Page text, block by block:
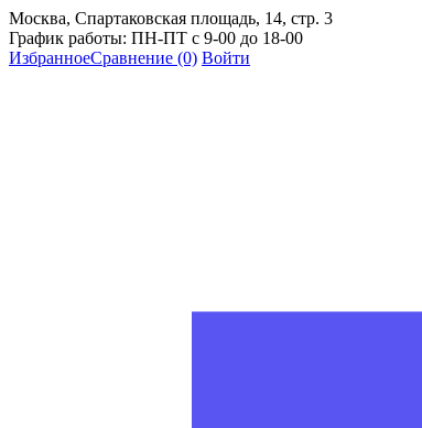
Москва, Спартаковская площадь, 14, стр. 3
График работы: ПН-ПТ с 9-00 до 18-00
ИзбранноеСравнение (0) Войти